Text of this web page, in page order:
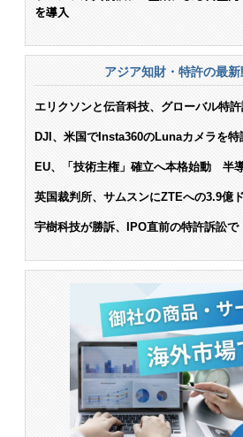
を導入
アジア知財・特許の最新
エリクソンと伝音科技、グローバル特
DJI、米国でInsta360のLunaカメラを
EU、「技術主権」確立へ本格始動 半
英国裁判所、サムスンにZTEへの3.9億
宇樹科技が勝訴、IPO直前の特許訴訟で